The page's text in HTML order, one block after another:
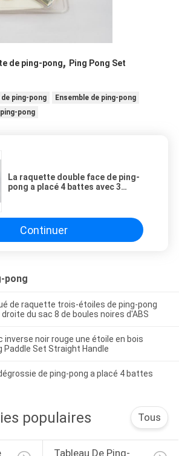
de ping-pong, Ping Pong Set
ping-pong
Ensemble de ping-pong
pong
La raquette double face de ping-
pong a placé 4 battes avec 3
Continuer
pong
de raquette trois-étoiles de ping-pong
du sac 8 de boules noires d'ABS
inverse noir rouge une étoile en bois
Paddle Set Straight Handle
de ping-pong a placé 4 battes
populaires Tous
Tableau De Ping-